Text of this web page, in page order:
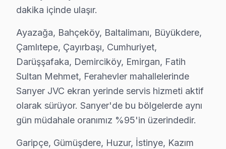
Uskumruköy semtindeki JVC TV sorunları için kapıya
Yeniköy JVC Servis
Yeniköy bölgesindeki JVC kullanıcıları için haftanın 7
Yeniköy JVC Açılmıyor Arıza →
Zekeriyaköy JVC Servis
Sarıyer'da Zekeriyaköy mahallesi JVC TV servisi için
dakika içinde ulaşır.
Ayazağa, Bahçeköy, Baltalimanı, Büyükdere,
Çamlıtepe, Çayırbaşı, Cumhuriyet,
Darüşşafaka, Demirciköy, Emirgan, Fatih
Sultan Mehmet, Ferahevler mahallelerinde
Sarıyer JVC ekran yerinde servis hizmeti aktif
olarak sürüyor. Sarıyer'de bu bölgelerde aynı
gün müdahale oranımız %95'in üzerindedir.
Garipçe, Gümüşdere, Huzur, İstinye, Kazım